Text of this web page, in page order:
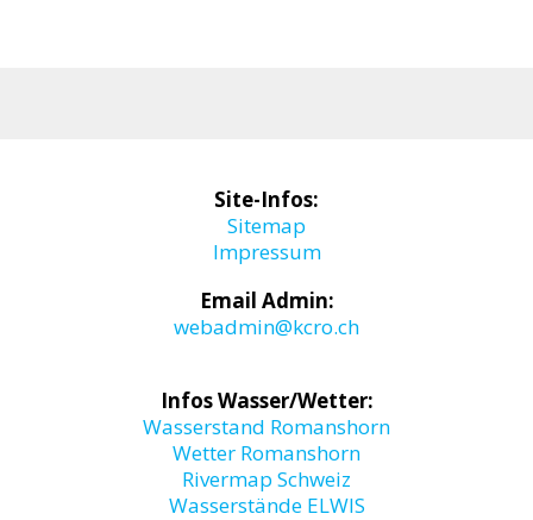
Site-Infos:
Sitemap
Impressum
Email Admin:
webadmin@kcro.ch
Infos Wasser/Wetter:
Wasserstand Romanshorn
Wetter Romanshorn
Rivermap Schweiz
Wasserstände ELWIS